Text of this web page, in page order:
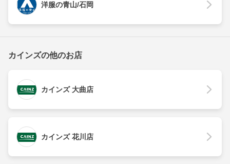
洋服の青山/石岡
カインズの他のお店
カインズ 大曲店
カインズ 花川店